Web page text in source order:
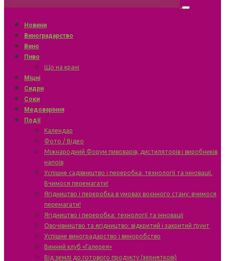
Новини
Виноградарство
Вино
Пиво
Що на крані
Міцні
Сидри
Соки
Медоваріння
Події
Календар
Фото / Відео
Міжнародний Форум пивоварів, дистиляторів і виробників
напоїв
Успішне садівництво і переробка: технології та інновації.
Вчимося перемагати!
Ягідництво і переробка в умовах воєнного стану: вчимося
перемагати!
Ягідництво і переробка: технології та інновації
Овочівництво та ягідництво: відкритий і закритий ґрунт
Успішне виноградарство і виноробство
Винний клуб «Галерея»
Від землі до готового продукту (зерняткові)